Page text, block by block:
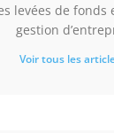
levées de
gestion
Voir tous les